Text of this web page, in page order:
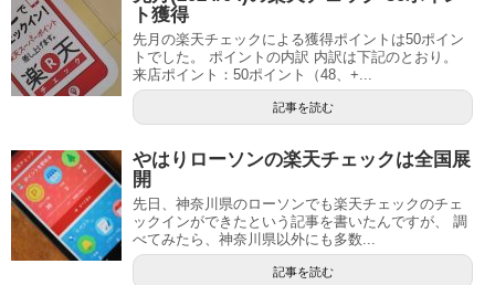
ト獲得
先月の楽天チェックによる獲得ポイントは50ポイン
トでした。 ポイントの内訳 内訳は下記のとおり。
来店ポイント：50ポイント（48、+...
記事を読む
やはりローソンの楽天チェックは全国展
開
先日、神奈川県のローソンでも楽天チェックのチェ
ックインができたという記事を書いたんですが、 調
べてみたら、神奈川県以外にも多数...
記事を読む